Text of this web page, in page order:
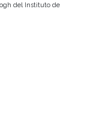
del Instituto de